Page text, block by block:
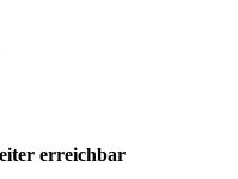
erreichbar